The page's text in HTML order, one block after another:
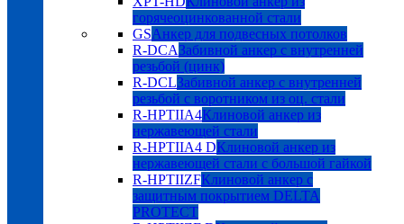
горячеоцинкованной стали
GSАнкер для подвесных потолков
R-DCAЗабивной анкер с внутренней
резьбой (цинк)
R-DCLЗабивной анкер с внутренней
резьбой с воротником из оц. стали
R-HPTIIA4Клиновой анкер из
нержавеющей стали
R-HPTIIA4 DКлиновой анкер из
нержавеющей стали с большой гайкой
R-HPTIIZFКлиновой анкер с
защитным покрытием DELTA
PROTECT